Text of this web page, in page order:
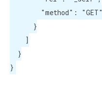
        "method": "GET"
      }
    ]
  }
}